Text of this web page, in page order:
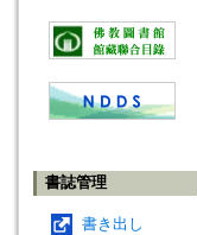
書誌管理
書き出し